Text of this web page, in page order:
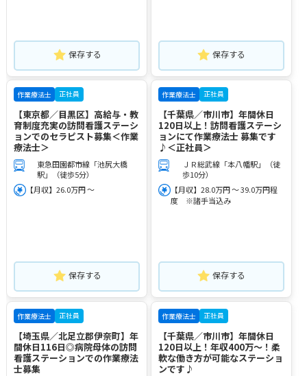
保存する 保存する
作業療法士 正社員
【東京都／目黒区】高給与・教
育制度充実の訪問看護ステーシ
ョンでのセラピスト募集＜作業
療法士＞
東急田園都市線「池尻大橋
駅」（徒歩5分）
【月収】26.0万円 ～
保存する
作業療法士 正社員
【千葉県／市川市】年間休日
120日以上！訪問看護ステーシ
ョンにて作業療法士 募集です
♪＜正社員＞
ＪＲ総武線「本八幡駅」（徒
歩10分）
【月収】28.0万円 ～ 39.0万円程
度 ※諸手当込み
保存する
作業療法士 正社員
【埼玉県／北足立郡伊奈町】年
間休日116日◎病院母体の訪問
看護ステーションでの作業療法
士募集
作業療法士 正社員
【千葉県／市川市】年間休日
120日以上！年収400万～！柔
軟な働き方が可能なステーショ
ンです♪